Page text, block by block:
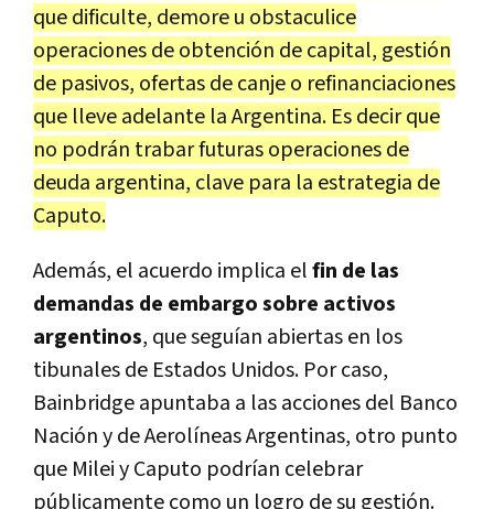
que dificulte, demore u obstaculice
operaciones de obtención de capital, gestión
de pasivos, ofertas de canje o refinanciaciones
que lleve adelante la Argentina. Es decir que
no podrán trabar futuras operaciones de
deuda argentina, clave para la estrategia de
Caputo.
Además, el acuerdo implica elfin de las
demandas de embargo sobre activos
argentinos, que seguían abiertas en los
tibunales de Estados Unidos. Por caso,
Bainbridge apuntaba a las acciones del Banco
Nación y de Aerolíneas Argentinas, otro punto
que Milei y Caputo podrían celebrar
públicamente como un logro de su gestión.